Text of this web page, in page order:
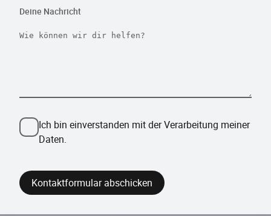
Deine Nachricht
Ich bin einverstanden mit der Verarbeitung meiner
Daten.
Kontaktformular abschicken